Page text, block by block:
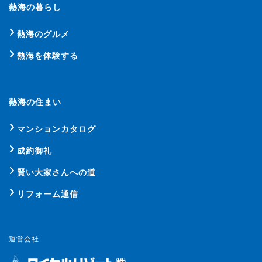
熱海の暮らし
熱海のグルメ
熱海を体験する
熱海の住まい
マンションカタログ
成約御礼
賢い大家さんへの道
リフォーム通信
運営会社